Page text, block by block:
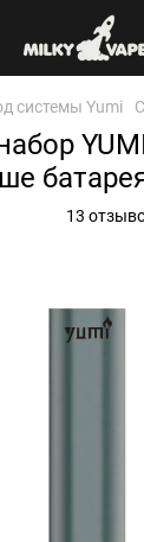
системы Yumi
13